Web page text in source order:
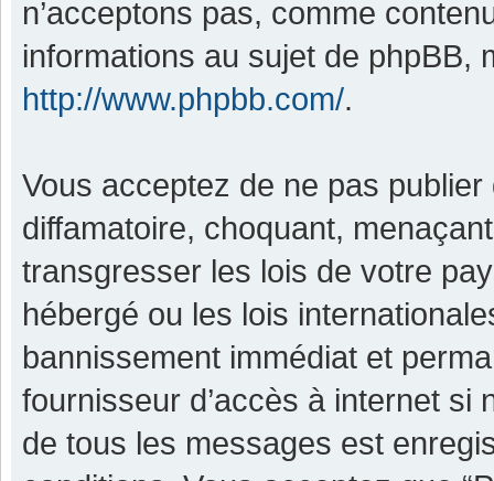
n’acceptons pas, comme
informations au sujet de phpBB,
http://www.phpbb.com/.
Vous acceptez de ne pas
diffamatoire, choquant,
transgresser les lois de votre
hébergé ou les lois
bannissement immédiat et
fournisseur d’accès à internet si
de tous les messages est